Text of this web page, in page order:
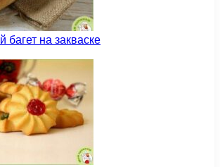
багет на закваске